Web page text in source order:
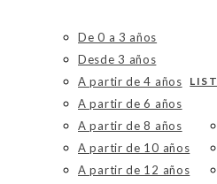
De 0 a 3 años
Desde 3 años
A partir de 4 años
A partir de 6 años
A partir de 8 años
A partir de 10 años
A partir de 12 años